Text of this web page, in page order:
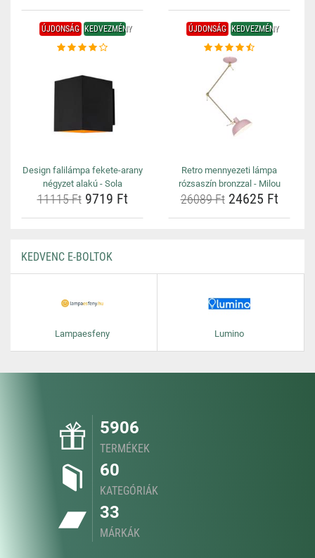
ÚJDONSÁG KEDVEZMÉNY
Design falilámpa fekete-arany
négyzet alakú - Sola
11115 Ft9719 Ft
ÚJDONSÁG KEDVEZMÉNY
Retro mennyezeti lámpa
rózsaszín bronzzal - Milou
26089 Ft24625 Ft
KEDVENC E-BOLTOK
Lampaesfeny Lumino
5906
TERMÉKEK
60
KATEGÓRIÁK
33
MÁRKÁK